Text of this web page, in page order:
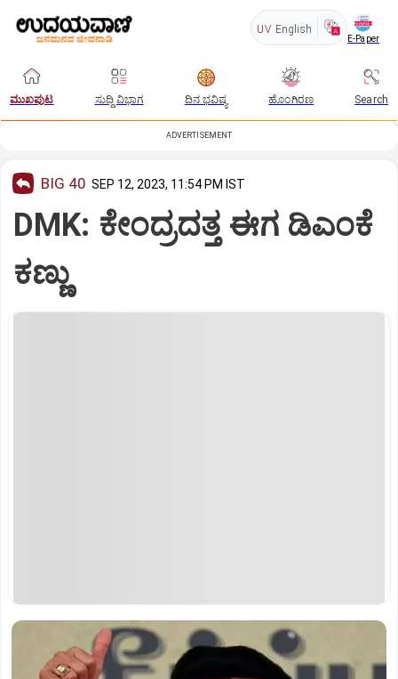
UV English
E-Paper
ಮುಖಪುಟ ಸುದ್ದಿ ವಿಭಾಗ ದಿನ ಭವಿಷ್ಯ ಹೊಂಗಿರಣ Search
ADVERTISEMENT
BIG 40 SEP 12, 2023, 11:54 PM IST
DMK: ಕೇಂದ್ರದತ್ತ ಈಗ ಡಿಎಂಕೆ
ಕಣ್ಣು